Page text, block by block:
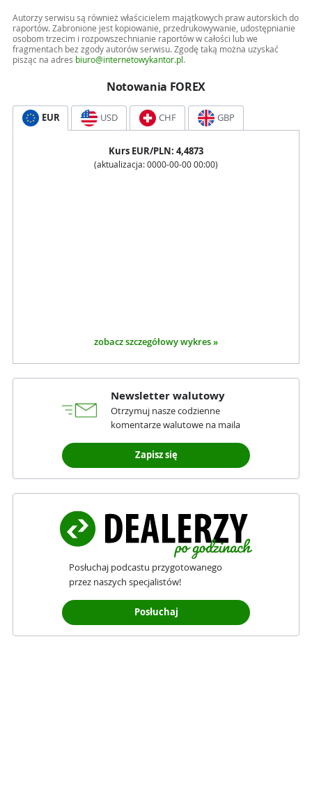
Autorzy serwisu są również właścicielem majątkowych praw autorskich do
raportów. Zabronione jest kopiowanie, przedrukowywanie, udostępnianie
osobom trzecim i rozpowszechnianie raportów w całości lub we
fragmentach bez zgody autorów serwisu. Zgodę taką można uzyskać
pisząc na adres biuro@internetowykantor.pl .
Notowania FOREX
EUR USD CHF GBP
Kurs EUR/PLN: 4,4873
(aktualizacja: 0000-00-00 00:00)
zobacz szczegółowy wykres »
Newsletter walutowy
Otrzymuj nasze codzienne
komentarze walutowe na maila
Zapisz się
Posłuchaj podcastu przygotowanego
przez naszych specjalistów!
Posłuchaj